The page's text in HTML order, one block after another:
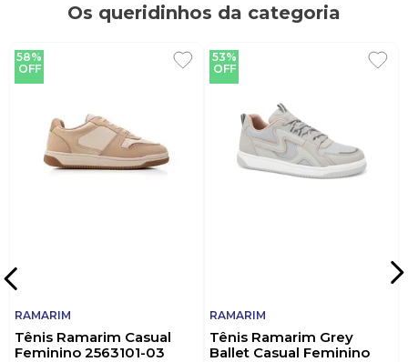
Os queridinhos da categoria
58%
OFF
RAMARIM
Tênis Ramarim Casual
Feminino 2563101-03
53%
OFF
RAMARIM
Tênis Ramarim Grey
Ballet Casual Feminino